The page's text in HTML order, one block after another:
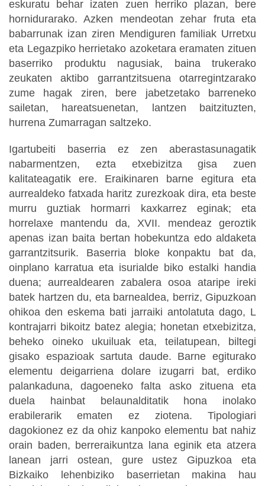
eskuratu behar izaten zuen herriko plazan, bere
hornidurarako. Azken mendeotan zehar fruta eta
babarrunak izan ziren Mendiguren familiak Urretxu
eta Legazpiko herrietako azoketara eramaten zituen
baserriko produktu nagusiak, baina trukerako
zeukaten aktibo garrantzitsuena otarregintzarako
zume hagak ziren, bere jabetzetako barreneko
sailetan, hareatsuenetan, lantzen baitzituzten,
hurrena Zumarragan saltzeko.
Igartubeiti baserria ez zen aberastasunagatik
nabarmentzen, ezta etxebizitza gisa zuen
kalitateagatik ere. Eraikinaren barne egitura eta
aurrealdeko fatxada haritz zurezkoak dira, eta beste
murru guztiak hormarri kaxkarrez eginak; eta
horrelaxe mantendu da, XVII. mendeaz geroztik
apenas izan baita bertan hobekuntza edo aldaketa
garrantzitsurik. Baserria bloke konpaktu bat da,
oinplano karratua eta isurialde biko estalki handia
duena; aurrealdearen zabalera osoa ataripe ireki
batek hartzen du, eta barnealdea, berriz, Gipuzkoan
ohikoa den eskema bati jarraiki antolatuta dago, L
kontrajarri bikoitz batez alegia; honetan etxebizitza,
beheko oineko ukuiluak eta, teilatupean, biltegi
gisako espazioak sartuta daude. Barne egiturako
elementu deigarriena dolare izugarri bat, erdiko
palankaduna, dagoeneko falta asko zituena eta
duela hainbat belaunalditatik hona inolako
erabilerarik ematen ez ziotena. Tipologiari
dagokionez ez da ohiz kanpoko elementu bat nahiz
orain baden, berreraikuntza lana eginik eta atzera
lanean jarri ostean, gure ustez Gipuzkoa eta
Bizkaiko lehenbiziko baserrietan makina hau